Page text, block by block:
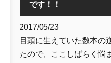
です！！
2017/05/23
目頭に生えていた数本の
たので、ここしばらく悩